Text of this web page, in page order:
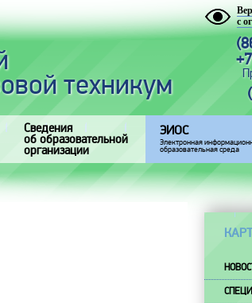
техникум
с
Сведения
об образовательной
организации
ЭИОС
Электронная
образовательная среда